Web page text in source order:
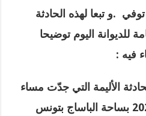
.و تبعا لهذه الحادثة
للديوانة اليوم توضيحا
فيه :
الأليمة التي جدّت مساء
يوم الأربعاء 07 سبتمبر 2022 بساحة الباساج بتونس